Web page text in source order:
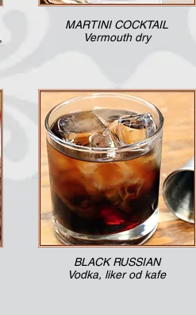
MARTINI COCKTAIL
Vermouth dry
BLACK RUSSIAN
Vodka, liker od kafe